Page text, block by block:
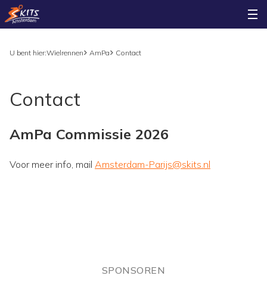
U bent hier:Wielrennen AmPa Contact
Contact
AmPa Commissie 2026
Voor meer info, mail Amsterdam-Parijs@skits.nl
SPONSOREN